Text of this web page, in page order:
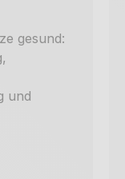
gesund:
und